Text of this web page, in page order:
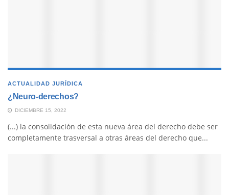
ACTUALIDAD JURÍDICA
¿Neuro-derechos?
DICIEMBRE 15, 2022
(...) la consolidación de esta nueva área del derecho debe ser
completamente trasversal a otras áreas del derecho que...